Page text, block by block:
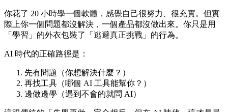
你花了 20 小時學一個軟體，感覺自己很努力、很充實。但實
際上你一個問題都沒解決，一個產品都沒做出來。你只是用
「學習」的外衣包裝了「逃避真正挑戰」的行為。
AI 時代的正確路徑是：
先有問題（你想解決什麼？）
再找工具（哪個 AI 工具能幫你？）
邊做邊學（遇到不會的就問 AI）